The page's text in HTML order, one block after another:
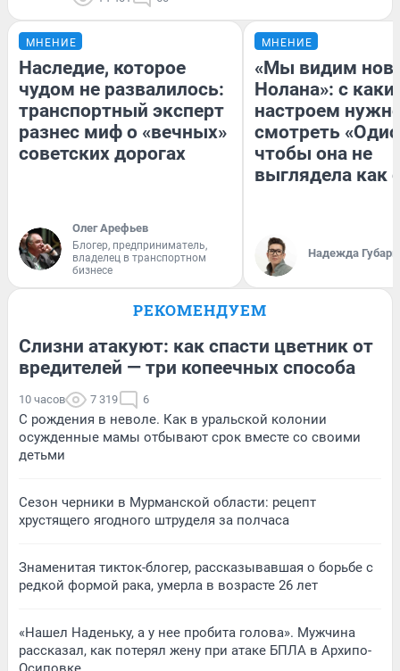
МНЕНИЕ
Наследие, которое
чудом не развалилось:
транспортный эксперт
разнес миф о «вечных»
советских дорогах
Олег Арефьев
Блогер, предприниматель,
владелец в транспортном
бизнесе
МНЕНИЕ
«Мы видим
Нолана»: с
настроем
смотреть
чтобы она не
выглядела как
Надежда Губарь
РЕКОМЕНДУЕМ
Слизни атакуют: как спасти цветник от
вредителей — три копеечных способа
10 часов 7 319 6
С рождения в неволе. Как в уральской колонии
осужденные мамы отбывают срок вместе со своими
детьми
Сезон черники в Мурманской области: рецепт
хрустящего ягодного штруделя за полчаса
Знаменитая тикток-блогер, рассказывавшая о борьбе с
редкой формой рака, умерла в возрасте 26 лет
«Нашел Наденьку, а у нее пробита голова». Мужчина
рассказал, как потерял жену при атаке БПЛА в Архипо-